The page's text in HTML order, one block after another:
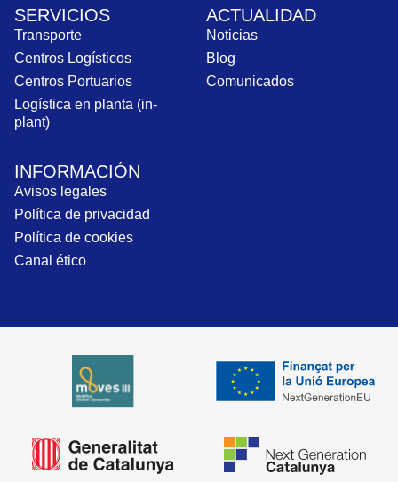
SERVICIOS
Transporte
Centros Logísticos
Centros Portuarios
Logística en planta (in-
plant)
ACTUALIDAD
Noticias
Blog
Comunicados
INFORMACIÓN
Avisos legales
Política de privacidad
Política de cookies
Canal ético